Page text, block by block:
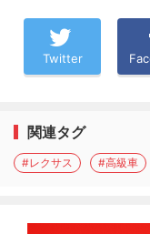
Twitter
関連タグ
#レクサス #高級車